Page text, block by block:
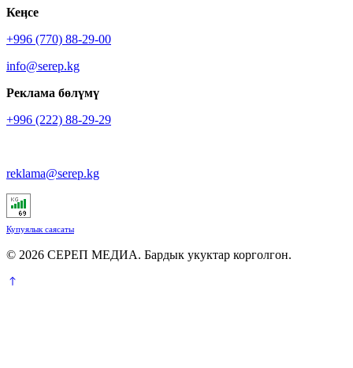
Кеӊсе
+996 (770) 88-29-00
info@serep.kg
Реклама бөлүмү
+996 (222) 88-29-29
reklama@serep.kg
Купуялык саясаты
© 2026 СЕРЕП МЕДИА. Бардык укуктар корголгон.